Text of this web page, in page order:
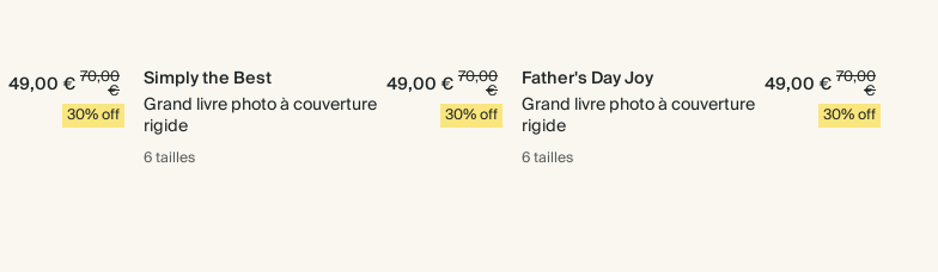
49,00 €70,00
€
30% off
Simply the Best
Grand livre photo à couverture
rigide
49,00 €70,00
€
30% off
6 tailles
Father's Day Joy
Grand livre photo à couverture
rigide
49,00 €70,00
€
30% off
6 tailles